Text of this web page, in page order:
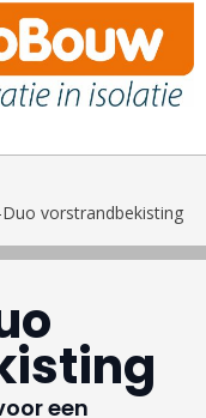
vorstrandbekisting
een